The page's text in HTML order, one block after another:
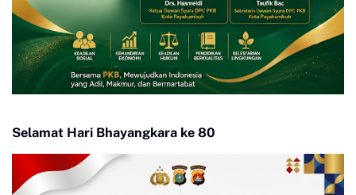
Selamat Hari Bhayangkara ke 80